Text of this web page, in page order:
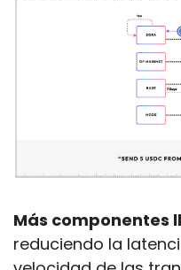
Más componentes
reduciendo la